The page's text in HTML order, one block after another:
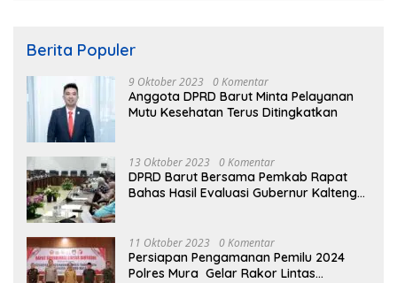
Berita Populer
9 Oktober 2023 0 Komentar
Anggota DPRD Barut Minta Pelayanan
Mutu Kesehatan Terus Ditingkatkan
13 Oktober 2023 0 Komentar
DPRD Barut Bersama Pemkab Rapat
Bahas Hasil Evaluasi Gubernur Kalteng
11 Oktober 2023 0 Komentar
Persiapan Pengamanan Pemilu 2024
Polres Mura Gelar Rakor Lintas